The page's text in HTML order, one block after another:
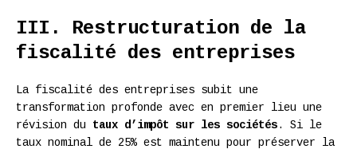
III. Restructuration de la
fiscalité des entreprises
La fiscalité des entreprises subit une
transformation profonde avec en premier lieu une
révision du taux d’impôt sur les sociétés. Si le
taux nominal de 25% est maintenu pour préserver la